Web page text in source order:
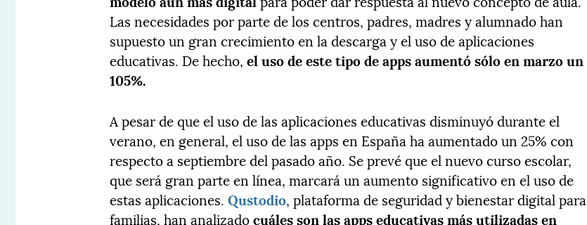
Las necesidades por parte de los centros, padres, madres y alumnado han
supuesto un gran crecimiento en la descarga y el uso de aplicaciones
educativas. De hecho,el uso de este tipo de apps aumentó sólo en marzo un
105%.
A pesar de que el uso de las aplicaciones educativas disminuyó durante el
verano, en general, el uso de las apps en España ha aumentado un 25% con
respecto a septiembre del pasado año. Se prevé que el nuevo curso escolar,
que será gran parte en línea, marcará un aumento significativo en el uso de
estas aplicaciones.Qustodio, plataforma de seguridad y bienestar digital para
familias, han analizadocuáles son las apps educativas más utilizadas en